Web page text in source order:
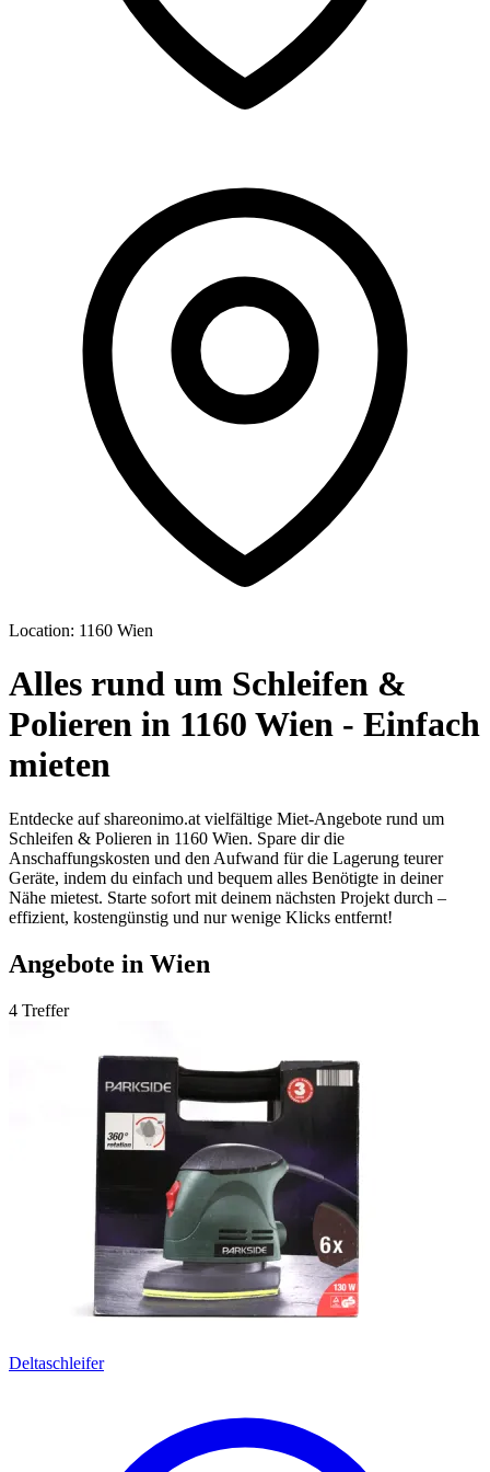
Location: 1160 Wien
Alles rund um Schleifen &
Polieren in 1160 Wien - Einfach
mieten
Entdecke auf shareonimo.at vielfältige Miet-Angebote rund um
Schleifen & Polieren in 1160 Wien. Spare dir die
Anschaffungskosten und den Aufwand für die Lagerung teurer
Geräte, indem du einfach und bequem alles Benötigte in deiner
Nähe mietest. Starte sofort mit deinem nächsten Projekt durch –
effizient, kostengünstig und nur wenige Klicks entfernt!
Angebote in Wien
4 Treffer
Deltaschleifer